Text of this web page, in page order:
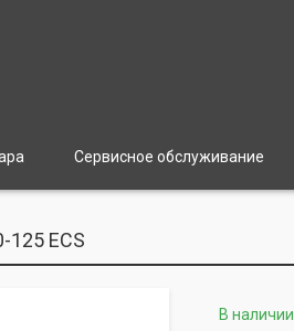
Сервисное обслуживание
125 ECS
В наличии